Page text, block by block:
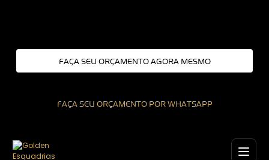
FAÇA SEU ORÇAMENTO AGORA MESMO
FAÇA SEU ORÇAMENTO POR WHATSAPP